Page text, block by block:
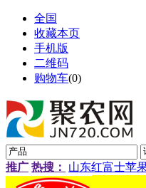
全国
收藏本页
手机版
二维码
购物车(0)
推广 热搜： 山东红富士苹